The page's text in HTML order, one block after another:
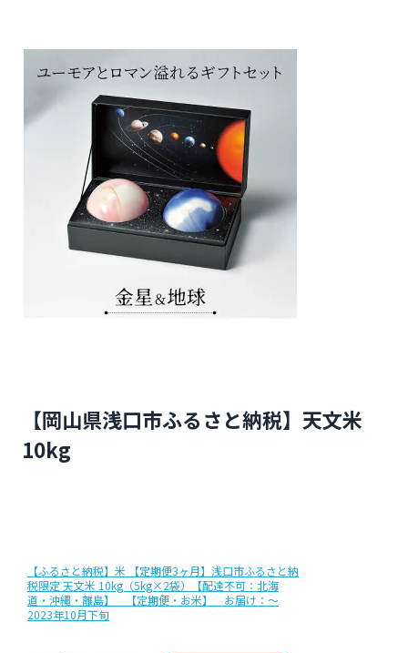
【岡山県浅口市ふるさと納税】天文米
10kg
【ふるさと納税】米 【定期便3ヶ月】浅口市ふるさと納
税限定 天文米 10kg（5kg×2袋）【配達不可：北海
道・沖縄・離島】 【定期便・お米】 お届け：〜
2023年10月下旬